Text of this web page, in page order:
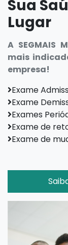
Sua
Lugar
A SEGMAIS
mais
empresa!
Exame
Exame
Exames
Exame de
Exame de